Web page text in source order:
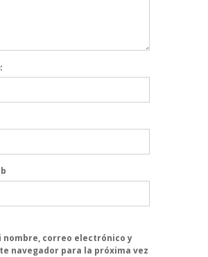
nombre, correo electrónico y
navegador para la próxima vez